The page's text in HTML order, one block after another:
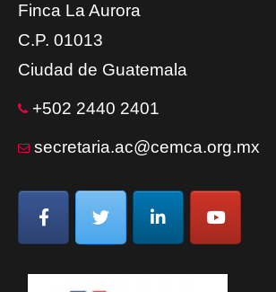
Finca La Aurora
C.P. 01013
Ciudad de Guatemala
+502 2440 2401
secretaria.ac@cemca.org.mx